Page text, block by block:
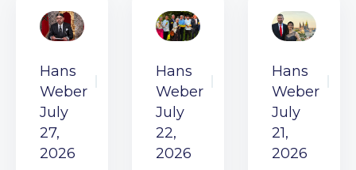
Hans
Weber
July
27,
2026
Hans
Weber
July
22,
2026
Hans
Weber
July
21,
2026